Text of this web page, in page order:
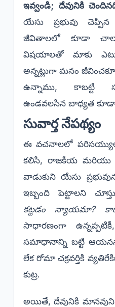
ఇవ్వండి; దేవునికి
యేసు ప్రభువు
జీవితాలలో కూడా
విషయాలతో మాకు
అన్నట్లుగా మనం
ఉన్నాము, కాబట్టి
ఉండవలసిన బాధ్యత
​సువార్త నేపథ్యం
​ఈ వచనాలలో
కలిసి, రాజకీయ
వాడుకుని యేసు
ఇబ్బంది పెట్టాలని
కట్టడం న్యాయమా?
సాధారణంగా
సమాధానాన్ని బట్టి
లేక రోమా చక్రవర్తికి
కుట్ర.
​అయితే, దేవునికి మానవుని